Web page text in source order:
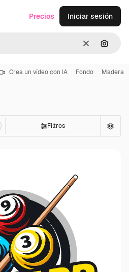
Borrar
Precios Iniciar sesión
Crea un vídeo con IA Fondo Madera
Filtros